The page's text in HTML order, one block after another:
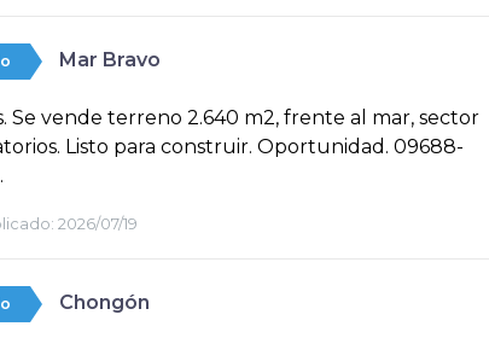
Mar Bravo
Se vende terreno 2.640 m2, frente al mar, sector
Listo para construir. Oportunidad. 09688-
2026/07/19
Chongón